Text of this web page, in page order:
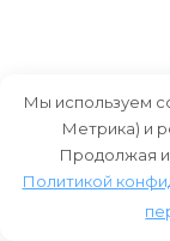
Мы используем
Метрика) и
Продолжая
Политикой